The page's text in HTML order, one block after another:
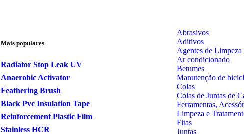
Mais populares
Radiator Stop Leak UV
Anaerobic Activator
Feathering Brush
Black Pvc Insulation Tape
Reinforcement Plastic Film
Stainless HCR
Abrasivos
Aditivos
Agentes de Limpeza
Ar condicionado
Betumes
Manutenção de
Colas
Colas de Juntas de
Ferramentas,
Limpeza e
Fitas
Juntas